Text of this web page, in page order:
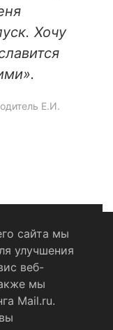
Хочу
Е.И.
данных
сайта мы
улучшения
веб-
мы
Mail.ru.